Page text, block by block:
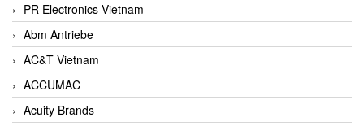
PR Electronics Vietnam
Abm Antriebe
AC&T Vietnam
ACCUMAC
Acuity Brands